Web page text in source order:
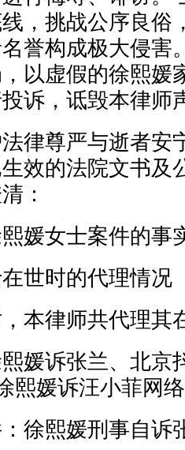
，挑战公序良俗
誉构成极大侵害
以虚假的徐熙媛
诉，诋毁本律师
律尊严与逝者安
效的法院文书及
：
媛女士案件的事
在世时的代理情况
本律师共代理其
媛诉张兰、北京
熙媛诉汪小菲网
徐熙媛刑事自诉